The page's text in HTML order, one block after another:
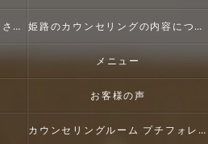
姫路のカウンセリングの必要とされる理由 姫路のカウンセリングの内容について
メニュー
お客様の声
カウンセリングルーム プチフォレスト